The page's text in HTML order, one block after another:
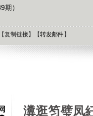
）
【复制链接】【转发邮件 】
瀵逛笉璧凤